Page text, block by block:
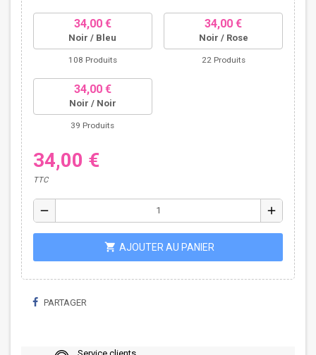
34,00 €
Noir / Bleu
108 Produits
34,00 €
Noir / Rose
22 Produits
34,00 €
Noir / Noir
39 Produits
34,00 €
TTC
remove add
shopping_cart AJOUTER AU PANIER
PARTAGER